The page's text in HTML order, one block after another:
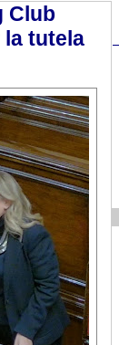
Club
tutela